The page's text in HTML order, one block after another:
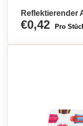
Reflektierender
€0,42 Pro